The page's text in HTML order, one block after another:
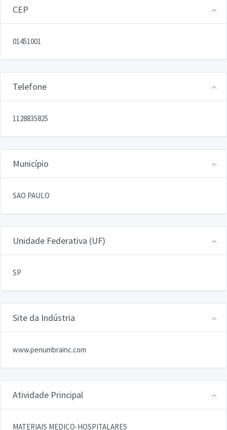
CEP
01451001
Telefone
1128835825
Município
SAO PAULO
Unidade Federativa (UF)
SP
Site da Indústria
www.penumbrainc.com
Atividade Principal
MATERIAIS MEDICO-HOSPITALARES